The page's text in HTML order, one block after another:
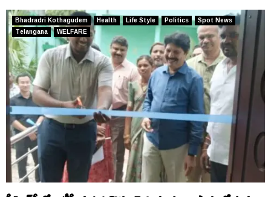
Bhadradri Kothagudem Health Life Style Politics
Spot News
Telangana
WELFARE